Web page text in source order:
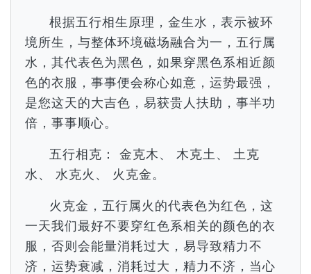
根据五行相生原理，金生水，表示被环
境所生，与整体环境磁场融合为一，五行属
水，其代表色为黑色，如果穿黑色系相近颜
色的衣服，事事便会称心如意，运势最强，
是您这天的大吉色，易获贵人扶助，事半功
倍，事事顺心。
五行相克： 金克木、 木克土、 土克
水、 水克火、 火克金。
火克金，五行属火的代表色为红色，这
一天我们最好不要穿红色系相关的颜色的衣
服，否则会能量消耗过大，易导致精力不
济，运势衰减，消耗过大，精力不济，当心